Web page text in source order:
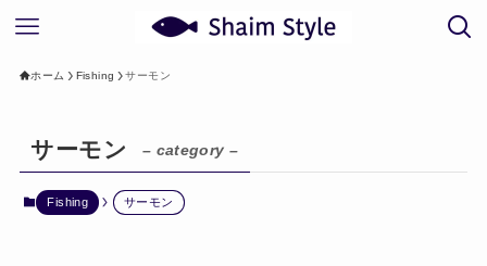
ホーム Fishing サーモン
サーモン – category –
Fishing サーモン